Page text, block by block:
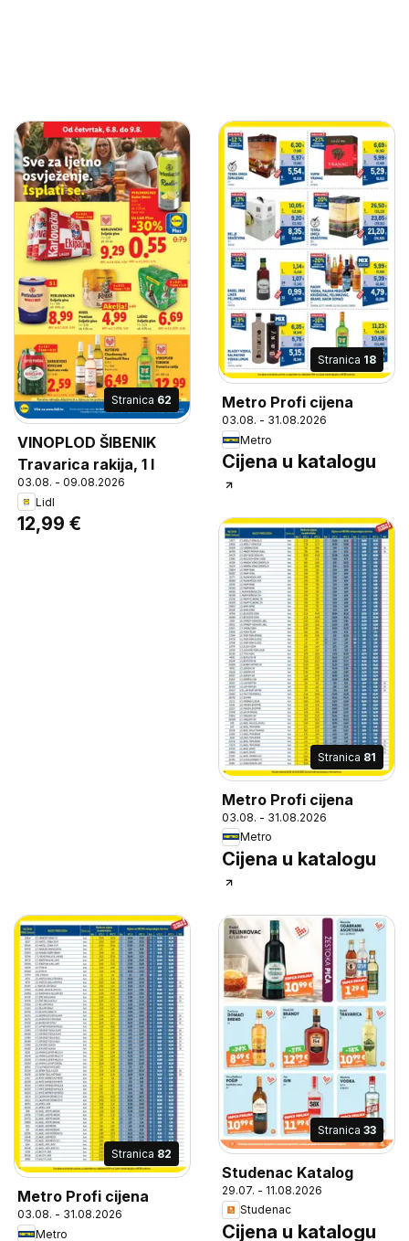
Stranica 62
VINOPLOD ŠIBENIK
Travarica rakija, 1 l
03.08. - 09.08.2026
Lidl
12,99 €
Stranica 18
Metro Profi cijena
03.08. - 31.08.2026
Metro
Cijena u katalogu
Stranica 81
Metro Profi cijena
03.08. - 31.08.2026
Metro
Cijena u katalogu
Stranica 82
Metro Profi cijena
03.08. - 31.08.2026
Metro
Stranica 33
Studenac Katalog
29.07. - 11.08.2026
Studenac
Cijena u katalogu